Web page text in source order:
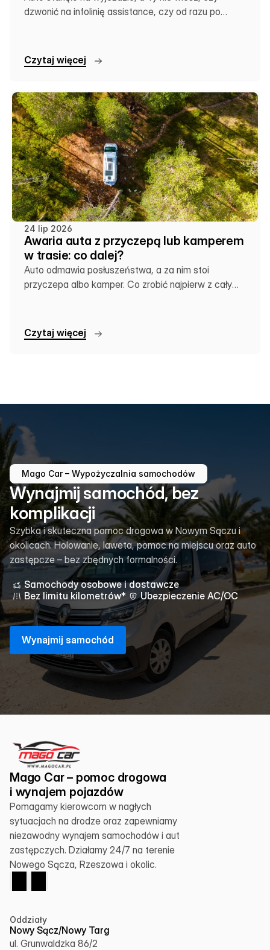
dzwonić na infolinię assistance, czy od razu po
Czytaj więcej
24 lip 2026
Awaria auta z przyczepą lub kamperem
w trasie: co dalej?
Auto odmawia posłuszeństwa, a za nim stoi
przyczepa albo kamper. Co zrobić najpierw z całym
Czytaj więcej
Mago Car – Wypożyczalnia samochodów
Wynajmij samochód, bez
komplikacji
Szybka i skuteczna pomoc drogowa w Nowym Sączu i
okolicach. Holowanie, laweta, pomoc na miejscu oraz auto
zastępcze – bez zbędnych formalności.
Samochody osobowe i dostawcze
Bez limitu kilometrów*
Ubezpieczenie AC/OC
Wynajmij samochód
Mago Car – pomoc drogowa
i wynajem pojazdów
Pomagamy kierowcom w nagłych
sytuacjach na drodze oraz zapewniamy
niezawodny wynajem samochodów i aut
zastępczych. Działamy 24/7 na terenie
Nowego Sącza, Rzeszowa i okolic.
Oddziały
Nowy Sącz/Nowy Targ
ul. Grunwaldzka 86/2